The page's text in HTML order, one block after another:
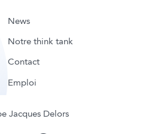
News
Notre think tank
Contact
Emploi
Jacques Delors